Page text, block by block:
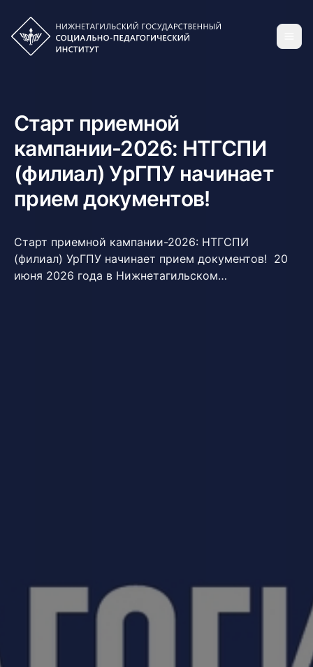
Старт приемной
кампании-2026: НТГСПИ
(филиал) УрГПУ начинает
прием документов!
Старт приемной кампании-2026: НТГСПИ
(филиал) УрГПУ начинает прием документов! 20
июня 2026 года в Нижнетагильском